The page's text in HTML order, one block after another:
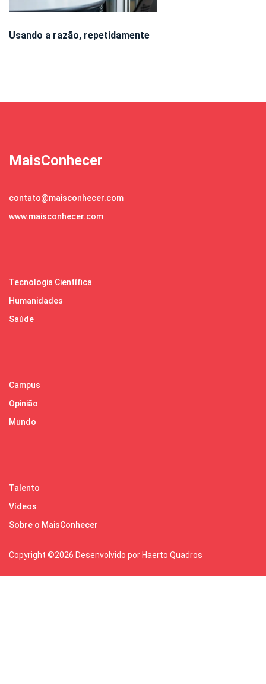
Usando a razão, repetidamente
MaisConhecer
contato@maisconhecer.com
www.maisconhecer.com
Tecnologia Científica
Humanidades
Saúde
Campus
Opinião
Mundo
Talento
Vídeos
Sobre o MaisConhecer
Copyright ©2026 Desenvolvido por Haerto Quadros